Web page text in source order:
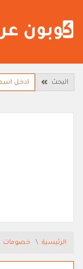
البحث
الرئيسية خصومات